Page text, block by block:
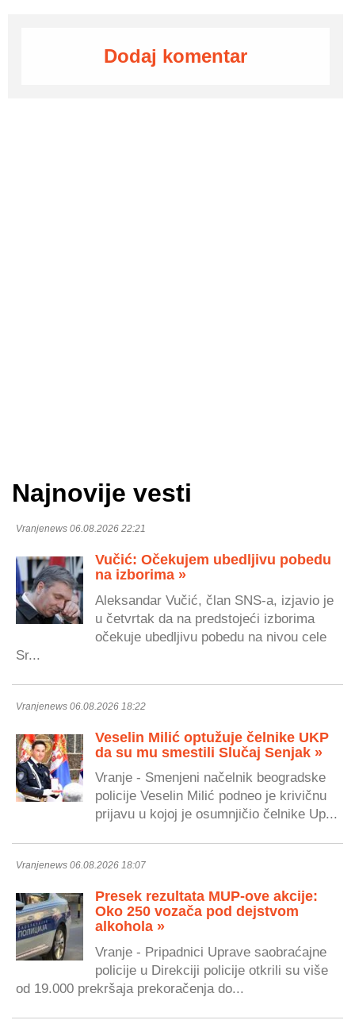
Dodaj komentar
Najnovije vesti
Vranjenews 06.08.2026 22:21
Vučić: Očekujem ubedljivu pobedu
na izborima »
Aleksandar Vučić, član SNS-a, izjavio je
u četvrtak da na predstojeći izborima
očekuje ubedljivu pobedu na nivou cele
Sr...
Vranjenews 06.08.2026 18:22
Veselin Milić optužuje čelnike UKP
da su mu smestili Slučaj Senjak »
Vranje - Smenjeni načelnik beogradske
policije Veselin Milić podneo je krivičnu
prijavu u kojoj je osumnjičio čelnike Up...
Vranjenews 06.08.2026 18:07
Presek rezultata MUP-ove akcije:
Oko 250 vozača pod dejstvom
alkohola »
Vranje - Pripadnici Uprave saobraćajne
policije u Direkciji policije otkrili su više
od 19.000 prekršaja prekoračenja do...